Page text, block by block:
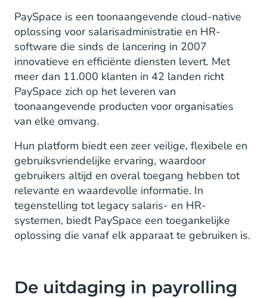
PaySpace is een toonaangevende cloud-native
oplossing voor salarisadministratie en HR-
software die sinds de lancering in 2007
innovatieve en efficiënte diensten levert. Met
meer dan 11.000 klanten in 42 landen richt
PaySpace zich op het leveren van
toonaangevende producten voor organisaties
van elke omvang.
Hun platform biedt een zeer veilige, flexibele en
gebruiksvriendelijke ervaring, waardoor
gebruikers altijd en overal toegang hebben tot
relevante en waardevolle informatie. In
tegenstelling tot legacy salaris- en HR-
systemen, biedt PaySpace een toegankelijke
oplossing die vanaf elk apparaat te gebruiken is.
De uitdaging in payrolling